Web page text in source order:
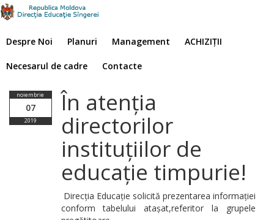
Despre Noi Planuri Management ACHIZIȚII
Necesarul de cadre Contacte
noiembrie
07
2019
În atenția
directorilor
instituțiilor de
educație timpurie!
Direcția Educație solicită prezentarea informației
conform tabelului atașat,referitor la grupele